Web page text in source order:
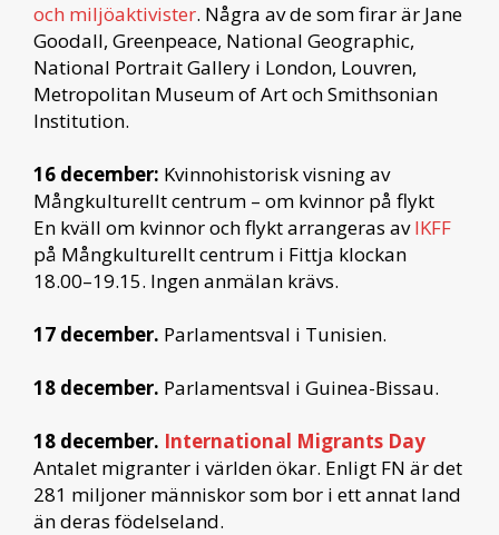
och miljöaktivister. Några av de som firar är Jane
Goodall, Greenpeace, National Geographic,
National Portrait Gallery i London, Louvren,
Metropolitan Museum of Art och Smithsonian
Institution.
16 december: Kvinnohistorisk visning av
Mångkulturellt centrum – om kvinnor på flykt
En kväll om kvinnor och flykt arrangeras avIKFF
på Mångkulturellt centrum i Fittja klockan
18.00–19.15. Ingen anmälan krävs.
17 december. Parlamentsval i Tunisien.
18 december. Parlamentsval i Guinea-Bissau.
18 december. International Migrants Day
Antalet migranter i världen ökar. Enligt FN är det
281 miljoner människor som bor i ett annat land
än deras födelseland.